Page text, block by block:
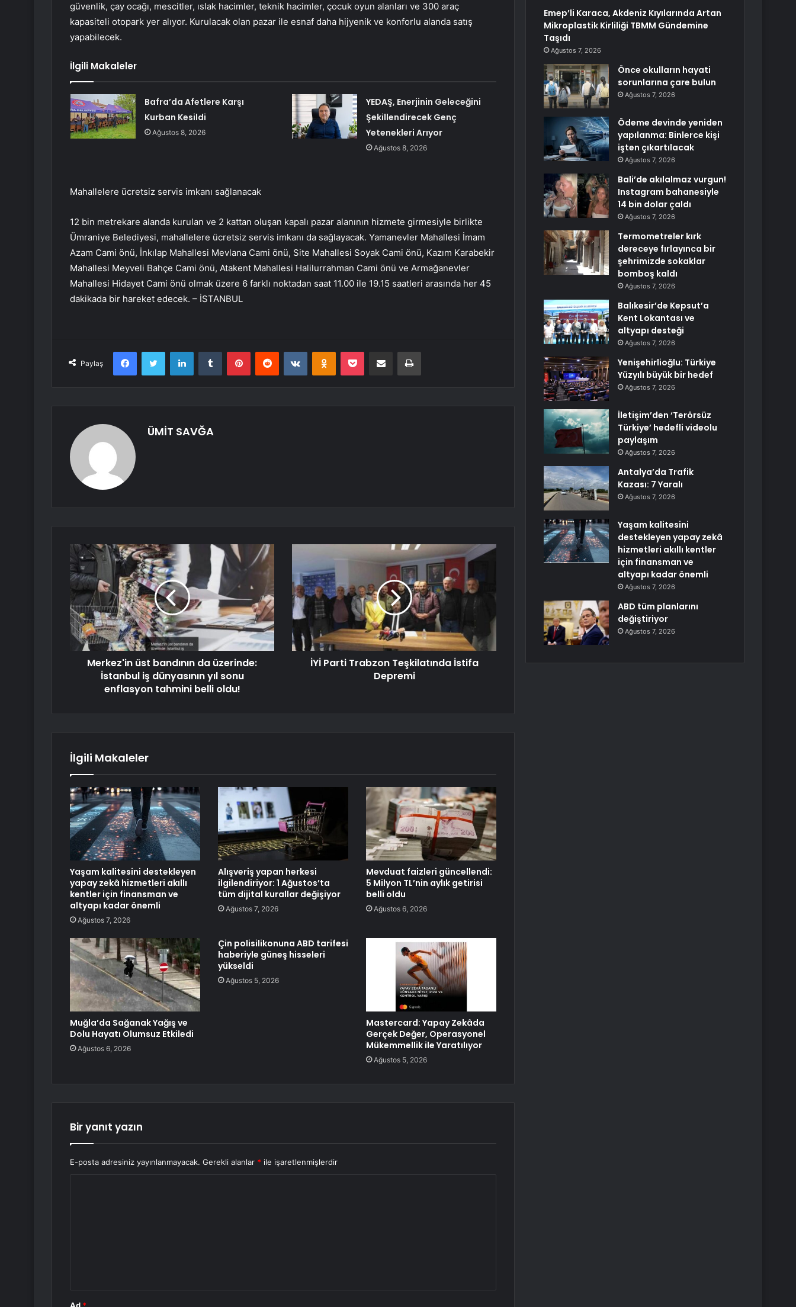
güvenlik, çay ocağı, mescitler, ıslak hacimler, teknik hacimler, çocuk oyun alanları ve 300 araç
kapasiteli otopark yer alıyor. Kurulacak olan pazar ile esnaf daha hijyenik ve konforlu alanda satış
yapabilecek.
İlgili Makaleler
Bafra’da Afetlere Karşı
Kurban Kesildi
Ağustos 8, 2026
YEDAŞ, Enerjinin Geleceğini
Şekillendirecek Genç
Yetenekleri Arıyor
Ağustos 8, 2026
Mahallelere ücretsiz servis imkanı sağlanacak
12 bin metrekare alanda kurulan ve 2 kattan oluşan kapalı pazar alanının hizmete girmesiyle birlikte
Ümraniye Belediyesi, mahallelere ücretsiz servis imkanı da sağlayacak. Yamanevler Mahallesi İmam
Azam Cami önü, İnkılap Mahallesi Mevlana Cami önü, Site Mahallesi Soyak Cami önü, Kazım Karabekir
Mahallesi Meyveli Bahçe Cami önü, Atakent Mahallesi Halilurrahman Cami önü ve Armağanevler
Mahallesi Hidayet Cami önü olmak üzere 6 farklı noktadan saat 11.00 ile 19.15 saatleri arasında her 45
dakikada bir hareket edecek. – İSTANBUL
Paylaş
FacebookTwitter LinkedInTumblr PinterestReddit VKontakteOdnoklassniki
Pocket E-Posta ile paylaş Yazdır
ÜMİT SAVĞA
Merkez'in üst bandının da üzerinde:
İstanbul iş dünyasının yıl sonu
enflasyon tahmini belli oldu!
İYİ Parti Trabzon Teşkilatında İstifa
Depremi
İlgili Makaleler
Yaşam kalitesini destekleyen
yapay zekâ hizmetleri akıllı
kentler için finansman ve
altyapı kadar önemli
Ağustos 7, 2026
Alışveriş yapan herkesi
ilgilendiriyor: 1 Ağustos’ta
tüm dijital kurallar değişiyor
Ağustos 7, 2026
Mevduat faizleri güncellendi:
5 Milyon TL’nin aylık getirisi
belli oldu
Ağustos 6, 2026
Muğla’da Sağanak Yağış ve
Dolu Hayatı Olumsuz Etkiledi
Ağustos 6, 2026
Çin polisilikonuna ABD tarifesi
haberiyle güneş hisseleri
yükseldi
Ağustos 5, 2026
Mastercard: Yapay Zekâda
Gerçek Değer, Operasyonel
Mükemmellik ile Yaratılıyor
Ağustos 5, 2026
Bir yanıt yazın
E-posta adresiniz yayınlanmayacak. Gerekli alanlar * ile işaretlenmişlerdir
Emep’li Karaca, Akdeniz Kıyılarında Artan
Mikroplastik Kirliliği TBMM Gündemine
Taşıdı
Ağustos 7, 2026
Önce okulların hayati
sorunlarına çare bulun
Ağustos 7, 2026
Ödeme devinde yeniden
yapılanma: Binlerce kişi
işten çıkartılacak
Ağustos 7, 2026
Bali’de akılalmaz vurgun!
Instagram bahanesiyle
14 bin dolar çaldı
Ağustos 7, 2026
Termometreler kırk
dereceye fırlayınca bir
şehrimizde sokaklar
bomboş kaldı
Ağustos 7, 2026
Balıkesir’de Kepsut’a
Kent Lokantası ve
altyapı desteği
Ağustos 7, 2026
Yenişehirlioğlu: Türkiye
Yüzyılı büyük bir hedef
Ağustos 7, 2026
İletişim’den ‘Terörsüz
Türkiye’ hedefli videolu
paylaşım
Ağustos 7, 2026
Antalya’da Trafik
Kazası: 7 Yaralı
Ağustos 7, 2026
Yaşam kalitesini
destekleyen yapay zekâ
hizmetleri akıllı kentler
için finansman ve
altyapı kadar önemli
Ağustos 7, 2026
ABD tüm planlarını
değiştiriyor
Ağustos 7, 2026